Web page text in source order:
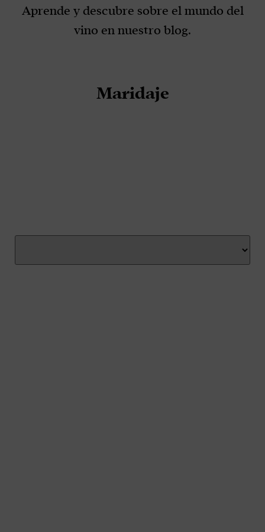
Aprende y descubre sobre el mundo del
vino en nuestro blog.
Maridaje